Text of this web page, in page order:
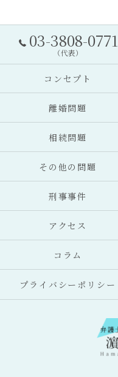
03-3808-0771
（代表）
コンセプト
離婚問題
相続問題
その他の問題
刑事事件
アクセス
コラム
プライバシーポリシー